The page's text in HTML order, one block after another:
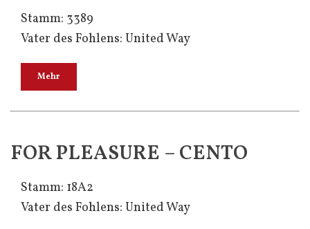
Stamm: 3389
Vater des Fohlens: United Way
Mehr
FOR PLEASURE – CENTO
Stamm: 18A2
Vater des Fohlens: United Way